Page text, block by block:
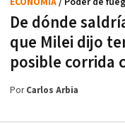
De dónde
que Milei dijo
posible corrida
PorCarlos Arbia